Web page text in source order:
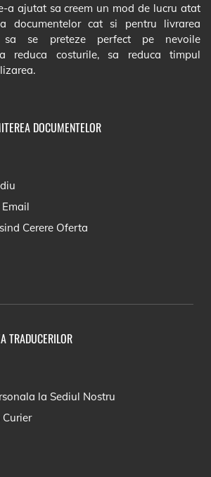
a ajutat sa creem un mod de lucru atat
documentelor cat si pentru livrarea
sa se preteze perfect pe nevoile
reduca costurile, sa reduca timpul
DOCUMENTELOR
Cerere Oferta
TRADUCERILOR
la Sediul Nostru